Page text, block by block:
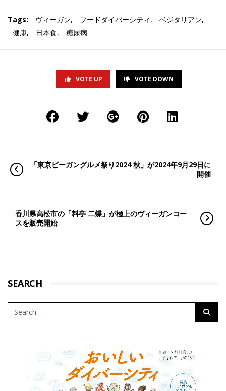
Tags: ヴィーガン, フードダイバーシティ , ベジタリアン,
健康, 日本食, 糖尿病
VOTE UP VOTE DOWN
「東京ビーガングルメ祭り2024 秋」が2024年9月29日に
開催
香川県高松市の「料亭 二蝶」が極上のヴィーガンコー
スを販売開始
SEARCH